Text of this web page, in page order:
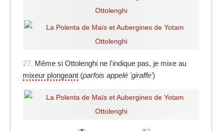
27. Même si Ottolenghi ne l'indique pas, je mixe au
mixeur plongeant (parfois appelé 'giraffe')